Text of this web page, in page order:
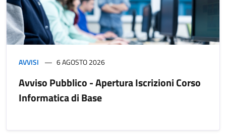
AVVISI 6 AGOSTO 2026
Avviso Pubblico - Apertura Iscrizioni Corso
Informatica di Base